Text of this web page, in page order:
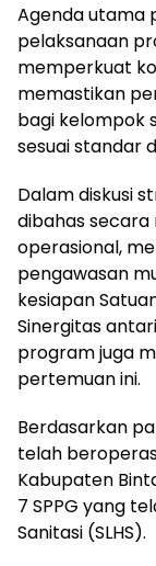
Agenda utama
pelaksanaan
memperkuat
memastikan
bagi kelompok
sesuai standar
Dalam diskusi
dibahas secara
operasional,
pengawasan
kesiapan
Sinergitas
program juga
pertemuan ini.
Berdasarkan
telah
Kabupaten
7 SPPG yang
Sanitasi (SLHS).